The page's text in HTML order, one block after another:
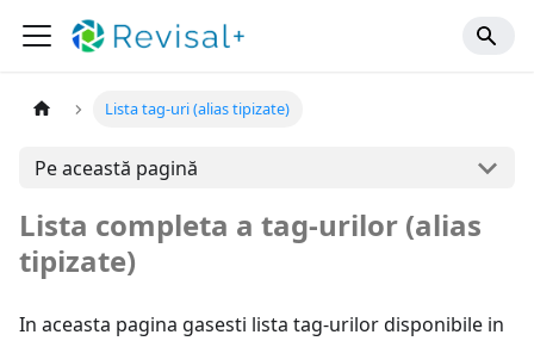
Lista tag-uri (alias tipizate)
Pe această pagină
Lista completa a tag-urilor (alias
tipizate)
In aceasta pagina gasesti lista tag-urilor disponibile in